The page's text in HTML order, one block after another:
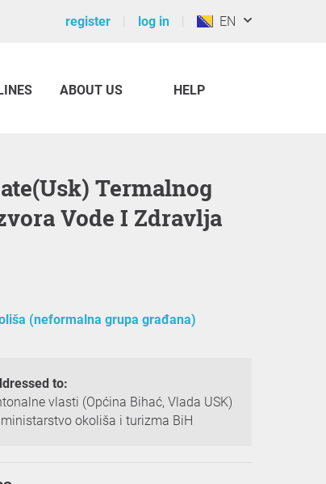
register log in EN
ABOUT US HELP
Vode I Zdravlja
(neformalna grupa građana)
to:
vlasti (Općina Bihać, Vlada USK)
okoliša i turizma BiH